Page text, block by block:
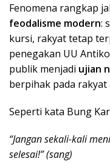
Fenomena rangkap
feodalisme modern:
kursi, rakyat tetap
penegakan UU
publik menjadi ujian
berpihak pada rakyat
Seperti kata Bung
“Jangan sekali-kali
selesai!” (sang)